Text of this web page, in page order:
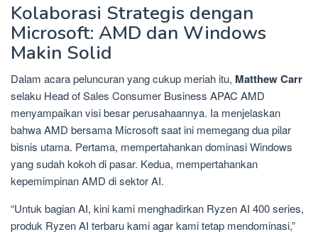
Kolaborasi Strategis dengan
Microsoft: AMD dan Windows
Makin Solid
Dalam acara peluncuran yang cukup meriah itu, Matthew Carr
selaku Head of Sales Consumer Business APAC AMD
menyampaikan visi besar perusahaannya. Ia menjelaskan
bahwa AMD bersama Microsoft saat ini memegang dua pilar
bisnis utama. Pertama, mempertahankan dominasi Windows
yang sudah kokoh di pasar. Kedua, mempertahankan
kepemimpinan AMD di sektor AI.
“Untuk bagian AI, kini kami menghadirkan Ryzen AI 400 series,
produk Ryzen AI terbaru kami agar kami tetap mendominasi,”